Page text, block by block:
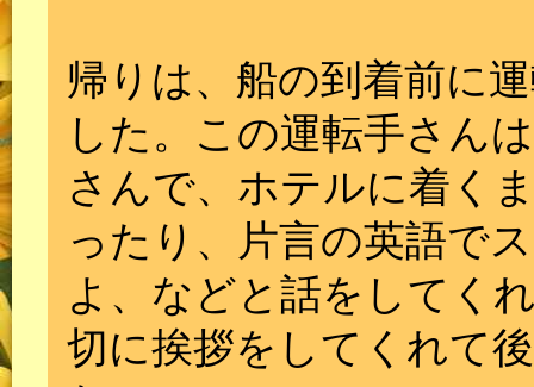
帰りは、船の到着前に
した。この運転手さん
さんで、ホテルに着く
ったり、片言の英語で
よ、などと話をしてく
切に挨拶をしてくれて